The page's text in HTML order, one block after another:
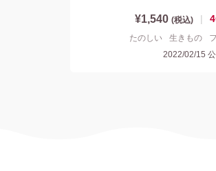
¥1,540 (税込) |
たのしい
生きもの
2022/02/15